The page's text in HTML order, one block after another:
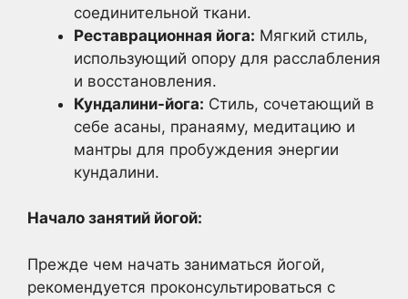
соединительной ткани.
Реставрационная йога: Мягкий стиль,
использующий опору для расслабления
и восстановления.
Кундалини-йога: Стиль, сочетающий в
себе асаны, пранаяму, медитацию и
мантры для пробуждения энергии
кундалини.
Начало занятий йогой:
Прежде чем начать заниматься йогой,
рекомендуется проконсультироваться с